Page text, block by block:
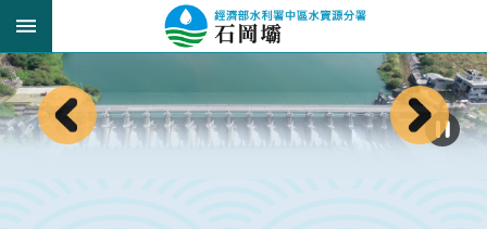
跳到主要內容區塊
:::
_
:::